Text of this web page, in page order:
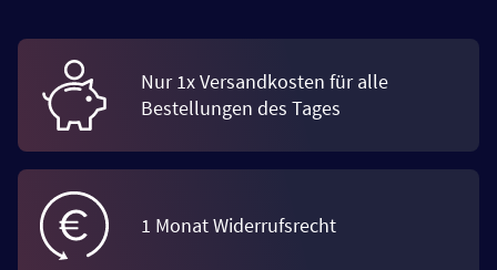
Nur 1x Versandkosten für alle
Bestellungen des Tages
1 Monat Widerrufsrecht